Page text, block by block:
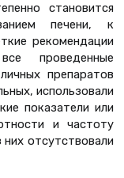
становится
печени, к
рекомендации
проведенные
препаратов
использовали
показатели или
и частоту
отсутствовали